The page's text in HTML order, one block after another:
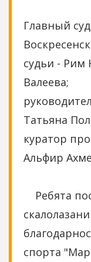
Главный
судьи - Рим
Валеева;
Татьяна
куратор
Альфир
Ребята
спорта